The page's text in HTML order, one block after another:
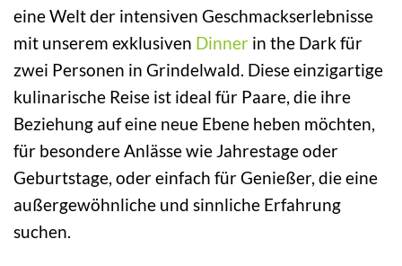
eine Welt der intensiven Geschmackserlebnisse
mit unserem exklusiven Dinner in the Dark für
zwei Personen in Grindelwald. Diese einzigartige
kulinarische Reise ist ideal für Paare, die ihre
Beziehung auf eine neue Ebene heben möchten,
für besondere Anlässe wie Jahrestage oder
Geburtstage, oder einfach für Genießer, die eine
außergewöhnliche und sinnliche Erfahrung
suchen.